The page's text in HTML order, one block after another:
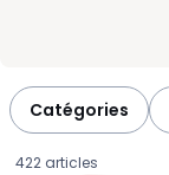
Catégories
422 articles